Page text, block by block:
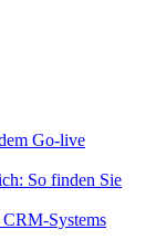
Go-live
So finden Sie
Systems